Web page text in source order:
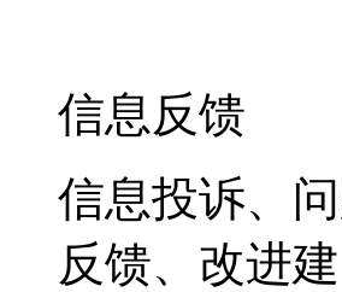
信息反馈
信息投诉、
反馈、改进建